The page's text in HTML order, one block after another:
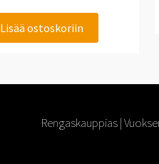
Lisää ostoskoriin
Rengaskauppias |